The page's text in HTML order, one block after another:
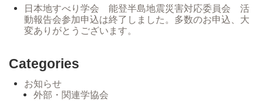
日本地すべり学会 能登半島地震災害対応委員会 活
動報告会参加申込は終了しました。多数のお申込、大
変ありがとうございます。
Categories
お知らせ
外部・関連学協会